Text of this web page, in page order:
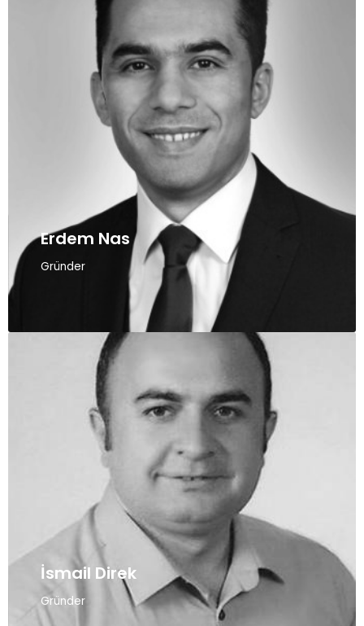
Erdem Nas
Gründer
İsmail Direk
Gründer